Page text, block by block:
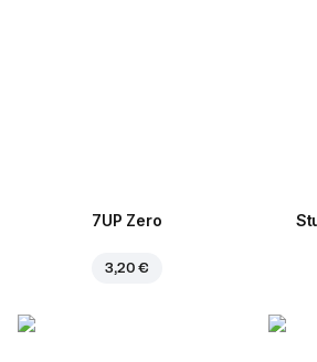
7UP Zero
3,20 €